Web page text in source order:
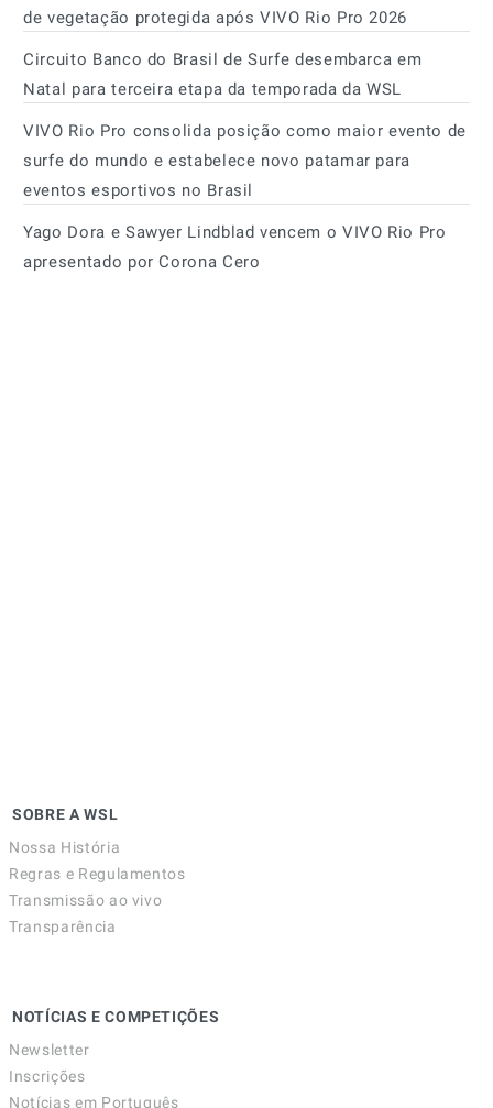
de vegetação protegida após VIVO Rio Pro 2026
Circuito Banco do Brasil de Surfe desembarca em
Natal para terceira etapa da temporada da WSL
VIVO Rio Pro consolida posição como maior evento de
surfe do mundo e estabelece novo patamar para
eventos esportivos no Brasil
Yago Dora e Sawyer Lindblad vencem o VIVO Rio Pro
apresentado por Corona Cero
SOBRE A WSL
Nossa História
Regras e Regulamentos
Transmissão ao vivo
Transparência
NOTÍCIAS E COMPETIÇÕES
Newsletter
Inscrições
Notícias em Português